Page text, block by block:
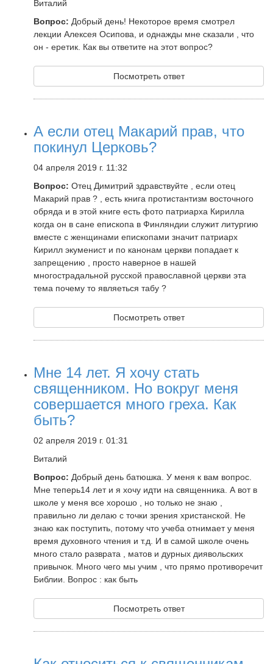
Виталий
Вопрос: Добрый день! Некоторое время смотрел
лекции Алексея Осипова, и однажды мне сказали , что
он - еретик. Как вы ответите на этот вопрос?
Посмотреть ответ
А если отец Макарий прав, что
покинул Церковь?
04 апреля 2019 г. 11:32
Вопрос: Отец Димитрий здравствуйте , если отец
Макарий прав ? , есть книга протистантизм восточного
обряда и в этой книге есть фото патриарха Кирилла
когда он в сане епископа в Финляндии служит литургию
вместе с женщинами епископами значит патриарх
Кирилл экуменист и по канонам церкви попадает к
запрещению , просто наверное в нашей
многострадальной русской православной церкви эта
тема почему то являеться табу ?
Посмотреть ответ
Мне 14 лет. Я хочу стать
священником. Но вокруг меня
совершается много греха. Как
быть?
02 апреля 2019 г. 01:31
Виталий
Вопрос: Добрый день батюшка. У меня к вам вопрос.
Мне теперь14 лет и я хочу идти на священника. А вот в
школе у меня все хорошо , но только не знаю ,
правильно ли делаю с точки зрения христанской. Не
знаю как поступить, потому что учеба отнимает у меня
время духовного чтения и т.д. И в самой школе очень
много стало разврата , матов и дурных диявольских
привычок. Много чего мы учим , что прямо противоречит
Библии. Вопрос : как быть
Посмотреть ответ